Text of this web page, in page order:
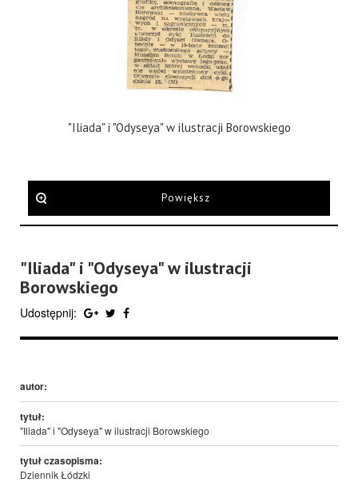
"Iliada" i "Odyseya" w ilustracji Borowskiego
Powiększ
"Iliada" i "Odyseya" w ilustracji
Borowskiego
Udostępnij:
autor:
tytuł:
"Iliada" i "Odyseya" w ilustracji Borowskiego
tytuł czasopisma:
Dziennik Łódzki